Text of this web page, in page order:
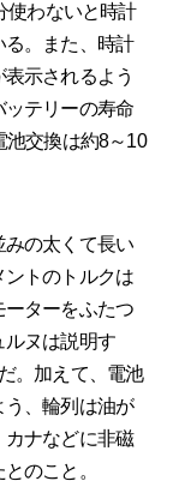
使わないと時計
る。また、時計
示されるよう
テリーの寿命
池交換は約8～10
の太くて長い
トのトルクは
ターをふたつ
ルヌは説明す
。加えて、電池
、輪列は油が
ナなどに非磁
のこと。